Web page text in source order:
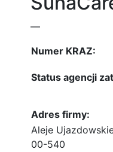
—
Numer KRAZ:
Status agencji
Adres firmy:
Aleje
00-540